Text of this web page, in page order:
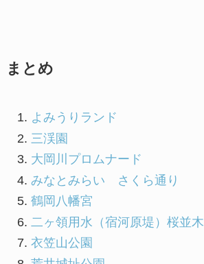
まとめ
よみうりランド
三渓園
大岡川プロムナード
みなとみらい さくら通り
鶴岡八幡宮
二ヶ領用水（宿河原堤）桜並木
衣笠山公園